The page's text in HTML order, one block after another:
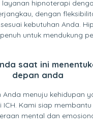
layanan hipnoterapi
dengan
kebutuhan Anda.
untuk mendukung
saat ini
depan anda
Anda menuju kehidupan
Kami siap membantu
mental dan